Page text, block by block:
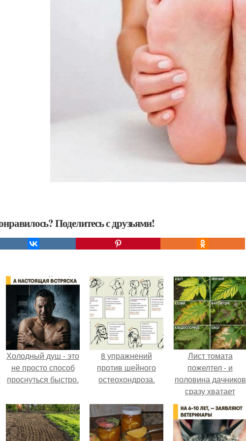
Поделитесь с друзьями!
Холодный душ - это
не просто способ
проснуться быстро.
8 упражнений
против шейного
остеохондроза.
Лист томата
пожелтел - и
половина дачников
сразу хватает
удобрение.